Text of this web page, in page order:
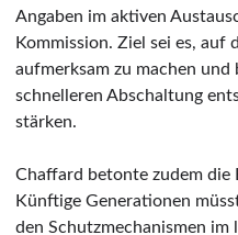
Angaben im aktiven
Kommission. Ziel sei es, auf
aufmerksam zu machen
schnelleren Abschaltung
stärken.
Chaffard betonte zudem die
Künftige Generationen
den Schutzmechanismen